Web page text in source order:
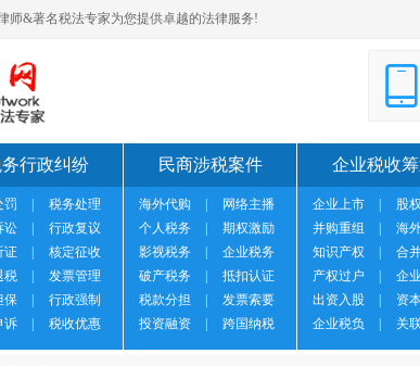
师&著名税法专家为您提供卓越的法律服务!
行政纠纷
罚
税务处理
讼
行政复议
证
核定征收
税
发票管理
保
行政强制
诉
税收优惠
民商涉税案件
海外代购
网络主播
个人税务
期权激励
影视税务
企业税务
破产税务
抵扣认证
税款分担
发票索要
投资融资
跨国纳税
企业税收筹
企业上市
股
并购重组
海
知识产权
合
产权过户
企
出资入股
资
企业税负
关